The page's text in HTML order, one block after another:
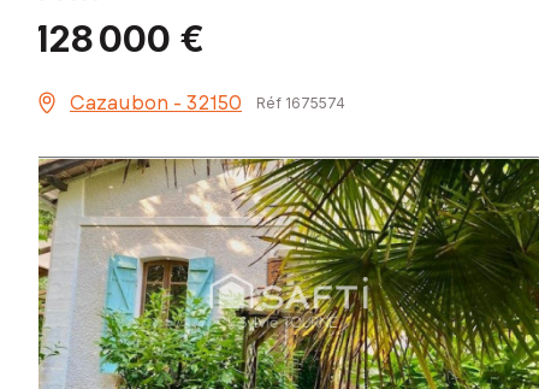
128 000 €
Cazaubon - 32150 Réf 1675574